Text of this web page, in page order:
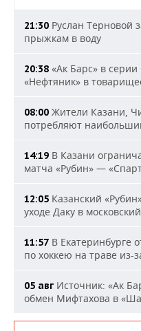
21:30 Руслан Терновой
прыжкам в воду
20:38 «Ак Барс» в
«Нефтяник» в
08:00 Жители Казани,
потребляют
14:19 В Казани
матча «Рубин» —
12:05 Казанский
уходе Даку в
11:57 В Екатеринбурге
по хоккею на траве из-
05 авг Источник: «Ак
обмен Мифтахова в